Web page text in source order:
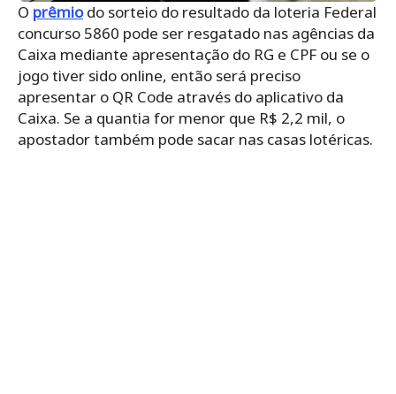
O prêmiodo sorteio do resultado da loteria Federal
concurso 5860 pode ser resgatado nas agências da
Caixa mediante apresentação do RG e CPF ou se o
jogo tiver sido online, então será preciso
apresentar o QR Code através do aplicativo da
Caixa. Se a quantia for menor que R$ 2,2 mil, o
apostador também pode sacar nas casas lotéricas.